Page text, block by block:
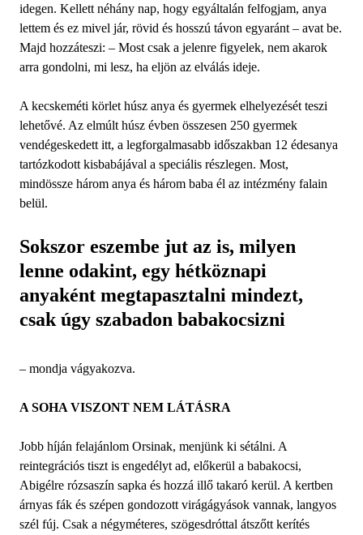
idegen. Kellett néhány nap, hogy egyáltalán felfogjam, anya
lettem és ez mivel jár, rövid és hosszú távon egyaránt – avat be.
Majd hozzáteszi: – Most csak a jelenre figyelek, nem akarok
arra gondolni, mi lesz, ha eljön az elválás ideje.
A kecskeméti körlet húsz anya és gyermek elhelyezését teszi
lehetővé. Az elmúlt húsz évben összesen 250 gyermek
vendégeskedett itt, a legforgalmasabb időszakban 12 édesanya
tartózkodott kisbabájával a speciális részlegen. Most,
mindössze három anya és három baba él az intézmény falain
belül.
Sokszor eszembe jut az is, milyen
lenne odakint, egy hétköznapi
anyaként megtapasztalni mindezt,
csak úgy szabadon babakocsizni
– mondja vágyakozva.
A SOHA VISZONT NEM LÁTÁSRA
Jobb híján felajánlom Orsinak, menjünk ki sétálni. A
reintegrációs tiszt is engedélyt ad, előkerül a babakocsi,
Abigélre rózsaszín sapka és hozzá illő takaró kerül. A kertben
árnyas fák és szépen gondozott virágágyások vannak, langyos
szél fúj. Csak a négyméteres, szögesdróttal átszőtt kerítés